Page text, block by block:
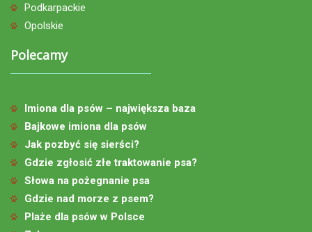
Podkarpackie
Opolskie
Polecamy
Imiona dla psów – największa baza
Bajkowe imiona dla psów
Jak pozbyć się sierści?
Gdzie zgłosić złe traktowanie psa?
Słowa na pożegnanie psa
Gdzie nad morze z psem?
Plaże dla psów w Polsce